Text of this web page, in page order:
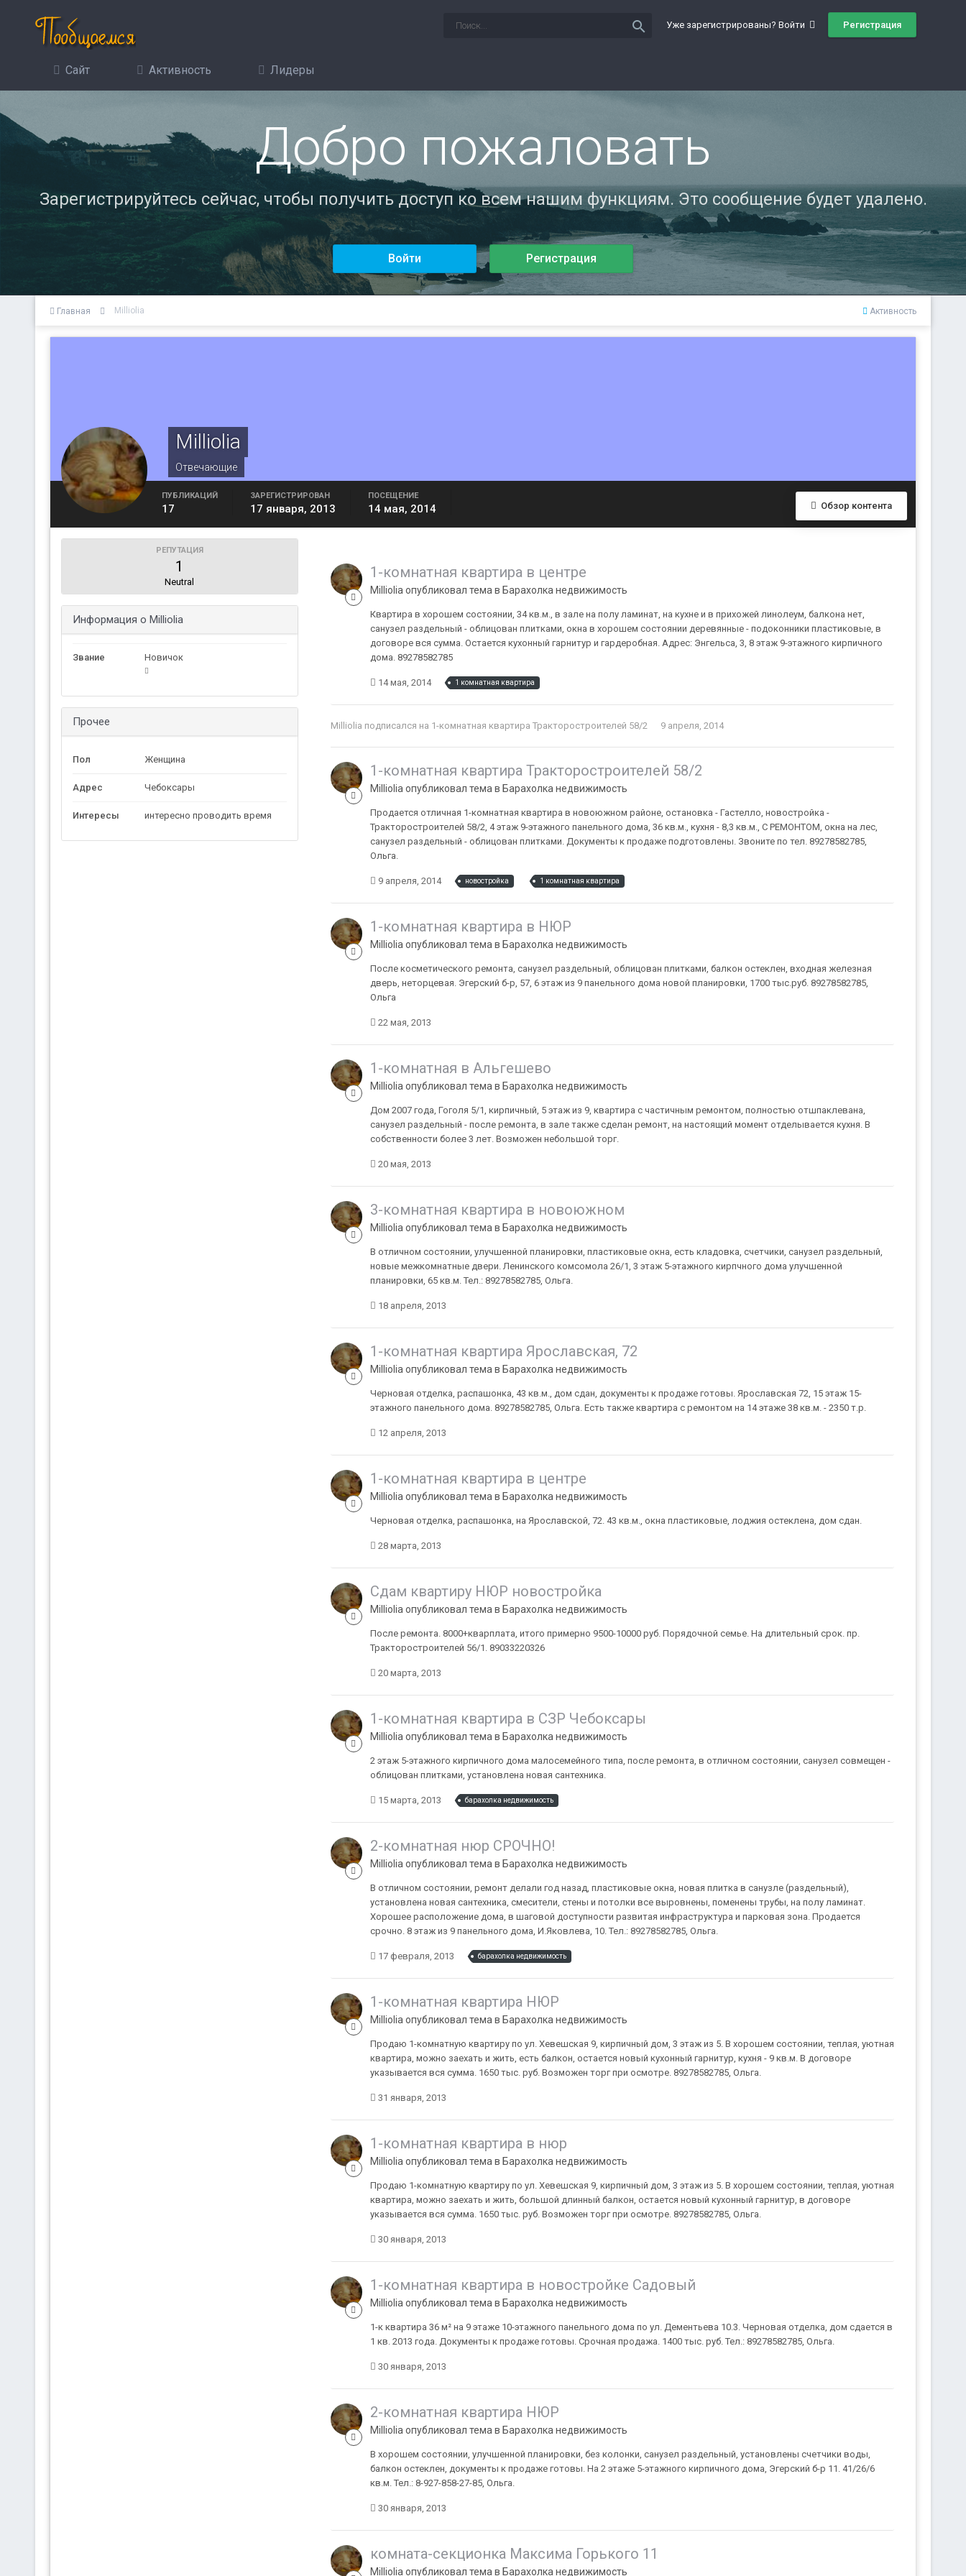
Уже зарегистрированы? Войти Регистрация
search
Сайт Активность Лидеры
Добро пожаловать
Зарегистрируйтесь сейчас, чтобы получить доступ ко всем нашим функциям. Это сообщение будет удалено.
Войти Регистрация
Активность
Главная Milliolia
Milliolia
Отвечающие
Обзор контента
ПУБЛИКАЦИЙ
17
ЗАРЕГИСТРИРОВАН
17 января, 2013
ПОСЕЩЕНИЕ
14 мая, 2014
РЕПУТАЦИЯ
1
Neutral
Информация о Milliolia
Звание Новичок
Прочее
Пол Женщина
Адрес Чебоксары
Интересы интересно проводить время
1-комнатная квартира в центре
Milliolia опубликовал тема в Барахолка недвижимость
Квартира в хорошем состоянии, 34 кв.м., в зале на полу ламинат, на кухне и в прихожей линолеум, балкона нет,
санузел раздельный - облицован плитками, окна в хорошем состоянии деревянные - подоконники пластиковые, в
договоре вся сумма. Остается кухонный гарнитур и гардеробная. Адрес: Энгельса, 3, 8 этаж 9-этажного кирпичного
дома. 89278582785
14 мая, 2014 1 комнатная квартира
Milliolia подписался на 1-комнатная квартира Тракторостроителей 58/2 9 апреля, 2014
1-комнатная квартира Тракторостроителей 58/2
Milliolia опубликовал тема в Барахолка недвижимость
Продается отличная 1-комнатная квартира в новоюжном районе, остановка - Гастелло, новостройка -
Тракторостроителей 58/2, 4 этаж 9-этажного панельного дома, 36 кв.м., кухня - 8,3 кв.м., С РЕМОНТОМ, окна на лес,
санузел раздельный - облицован плитками. Документы к продаже подготовлены. Звоните по тел. 89278582785,
Ольга.
9 апреля, 2014 новостройка 1 комнатная квартира
1-комнатная квартира в НЮР
Milliolia опубликовал тема в Барахолка недвижимость
После косметического ремонта, санузел раздельный, облицован плитками, балкон остеклен, входная железная
дверь, неторцевая. Эгерский б-р, 57, 6 этаж из 9 панельного дома новой планировки, 1700 тыс.руб. 89278582785,
Ольга
22 мая, 2013
1-комнатная в Альгешево
Milliolia опубликовал тема в Барахолка недвижимость
Дом 2007 года, Гоголя 5/1, кирпичный, 5 этаж из 9, квартира с частичным ремонтом, полностью отшпаклевана,
санузел раздельный - после ремонта, в зале также сделан ремонт, на настоящий момент отделывается кухня. В
собственности более 3 лет. Возможен небольшой торг.
20 мая, 2013
3-комнатная квартира в новоюжном
Milliolia опубликовал тема в Барахолка недвижимость
В отличном состоянии, улучшенной планировки, пластиковые окна, есть кладовка, счетчики, санузел раздельный,
новые межкомнатные двери. Ленинского комсомола 26/1, 3 этаж 5-этажного кирпчного дома улучшенной
планировки, 65 кв.м. Тел.: 89278582785, Ольга.
18 апреля, 2013
1-комнатная квартира Ярославская, 72
Milliolia опубликовал тема в Барахолка недвижимость
Черновая отделка, распашонка, 43 кв.м., дом сдан, документы к продаже готовы. Ярославская 72, 15 этаж 15-
этажного панельного дома. 89278582785, Ольга. Есть также квартира с ремонтом на 14 этаже 38 кв.м. - 2350 т.р.
12 апреля, 2013
1-комнатная квартира в центре
Milliolia опубликовал тема в Барахолка недвижимость
Черновая отделка, распашонка, на Ярославской, 72. 43 кв.м., окна пластиковые, лоджия остеклена, дом сдан.
28 марта, 2013
Cдам квартиру НЮР новостройка
Milliolia опубликовал тема в Барахолка недвижимость
После ремонта. 8000+кварплата, итого примерно 9500-10000 руб. Порядочной семье. На длительный срок. пр.
Тракторостроителей 56/1. 89033220326
20 марта, 2013
1-комнатная квартира в СЗР Чебоксары
Milliolia опубликовал тема в Барахолка недвижимость
2 этаж 5-этажного кирпичного дома малосемейного типа, после ремонта, в отличном состоянии, санузел совмещен -
облицован плитками, установлена новая сантехника.
15 марта, 2013 барахолка недвижимость
2-комнатная нюр СРОЧНО!
Milliolia опубликовал тема в Барахолка недвижимость
В отличном состоянии, ремонт делали год назад, пластиковые окна, новая плитка в санузле (раздельный),
установлена новая сантехника, смесители, стены и потолки все выровнены, поменены трубы, на полу ламинат.
Хорошее расположение дома, в шаговой доступности развитая инфраструктура и парковая зона. Продается
срочно. 8 этаж из 9 панельного дома, И.Яковлева, 10. Тел.: 89278582785, Ольга.
17 февраля, 2013 барахолка недвижимость
1-комнатная квартира НЮР
Milliolia опубликовал тема в Барахолка недвижимость
Продаю 1-комнатную квартиру по ул. Хевешская 9, кирпичный дом, 3 этаж из 5. В хорошем состоянии, теплая, уютная
квартира, можно заехать и жить, есть балкон, остается новый кухонный гарнитур, кухня - 9 кв.м. В договоре
указывается вся сумма. 1650 тыс. руб. Возможен торг при осмотре. 89278582785, Ольга.
31 января, 2013
1-комнатная квартира в нюр
Milliolia опубликовал тема в Барахолка недвижимость
Продаю 1-комнатную квартиру по ул. Хевешская 9, кирпичный дом, 3 этаж из 5. В хорошем состоянии, теплая, уютная
квартира, можно заехать и жить, большой длинный балкон, остается новый кухонный гарнитур, в договоре
указывается вся сумма. 1650 тыс. руб. Возможен торг при осмотре. 89278582785, Ольга.
30 января, 2013
1-комнатная квартира в новостройке Садовый
Milliolia опубликовал тема в Барахолка недвижимость
1-к квартира 36 м² на 9 этаже 10-этажного панельного дома по ул. Дементьева 10.3. Черновая отделка, дом сдается в
1 кв. 2013 года. Документы к продаже готовы. Срочная продажа. 1400 тыс. руб. Тел.: 89278582785, Ольга.
30 января, 2013
2-комнатная квартира НЮР
Milliolia опубликовал тема в Барахолка недвижимость
В хорошем состоянии, улучшенной планировки, без колонки, санузел раздельный, установлены счетчики воды,
балкон остеклен, документы к продаже готовы. На 2 этаже 5-этажного кирпичного дома, Эгерский б-р 11. 41/26/6
кв.м. Тел.: 8-927-858-27-85, Ольга.
30 января, 2013
комната-секционка Максима Горького 11
Milliolia опубликовал тема в Барахолка недвижимость